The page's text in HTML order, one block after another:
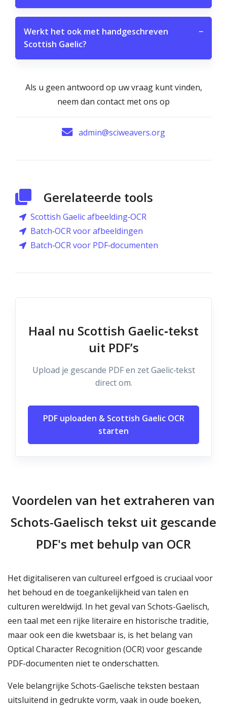
Werkt het ook met handgeschreven
Scottish Gaelic?
−
Als u geen antwoord op uw vraag kunt vinden,
neem dan contact met ons op
admin@sciweavers.org
Gerelateerde tools
Scottish Gaelic afbeelding‑OCR
Batch‑OCR voor afbeeldingen
Batch‑OCR voor PDF‑documenten
Haal nu Scottish Gaelic‑tekst
uit PDF’s
Upload je gescande PDF en zet Gaelic‑tekst
direct om.
PDF uploaden & Scottish Gaelic OCR
starten
Voordelen van het extraheren van
Schots-Gaelisch tekst uit gescande
PDF's met behulp van OCR
Het digitaliseren van cultureel erfgoed is cruciaal voor
het behoud en de toegankelijkheid van talen en
culturen wereldwijd. In het geval van Schots-Gaelisch,
een taal met een rijke literaire en historische traditie,
maar ook een die kwetsbaar is, is het belang van
Optical Character Recognition (OCR) voor gescande
PDF-documenten niet te onderschatten.
Vele belangrijke Schots-Gaelische teksten bestaan
uitsluitend in gedrukte vorm, vaak in oude boeken,